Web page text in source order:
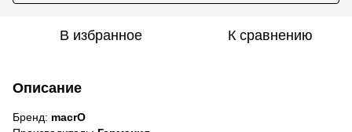
В избранное К сравнению
Описание
Бренд: macrO